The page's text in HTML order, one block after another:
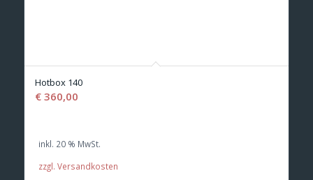
Hotbox 140
€360,00
inkl. 20 % MwSt.
zzgl. Versandkosten